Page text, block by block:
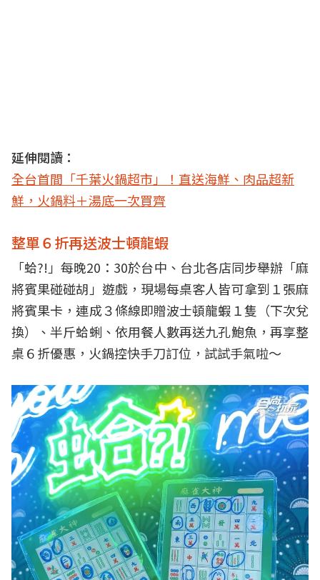
延伸閱讀：
全台首間「千葉火鍋超市」！直送海鮮、肉品超新
鮮，火鍋料＋湯底一次買齊
整單６折再送波士頓龍蝦
「蛤?!」每晚20：30於台中、台北各店同步舉辦「麻
將賓果碰碰胡」遊戲，現場每桌客人皆可拿到１張麻
將賓果卡，連成３條線即贈波士頓龍蝦１隻（下次兌
換）、半斤蛤蜊、依用餐人數再送九孔鮑魚，再享整
桌６折優惠，火鍋控快手刀訂位，試試手氣啦～